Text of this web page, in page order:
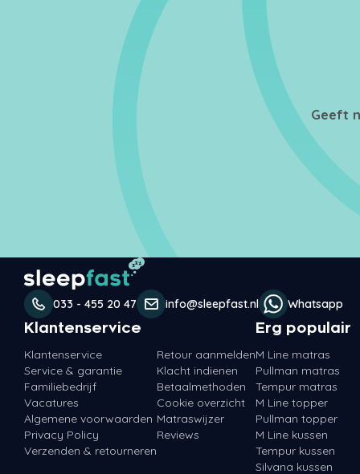
Geeft
033 - 455 20 47 info@sleepfast.nl Whatsapp
Klantenservice
Klantenservice
Service & garantie
Familiebedrijf
Vacatures
Algemene voorwaarden
Privacy Policy
Verzenden & retourneren
Retour aanmelden
Klacht indienen
Betaalmethoden
Cookie overzicht
Matraswijzer
Reviews
Erg populair
M Line matras
Pullman matras
Tempur matras
M Line topper
Pullman topper
M Line kussen
Tempur kussen
Silvana kussen